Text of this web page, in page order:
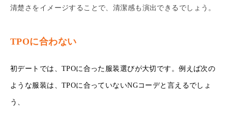
清楚さをイメージすることで、清潔感も演出できるでしょう。
TPOに合わない
初デートでは、TPOに合った服装選びが大切です。例えば次の
ような服装は、TPOに合っていないNGコーデと言えるでしょ
う、